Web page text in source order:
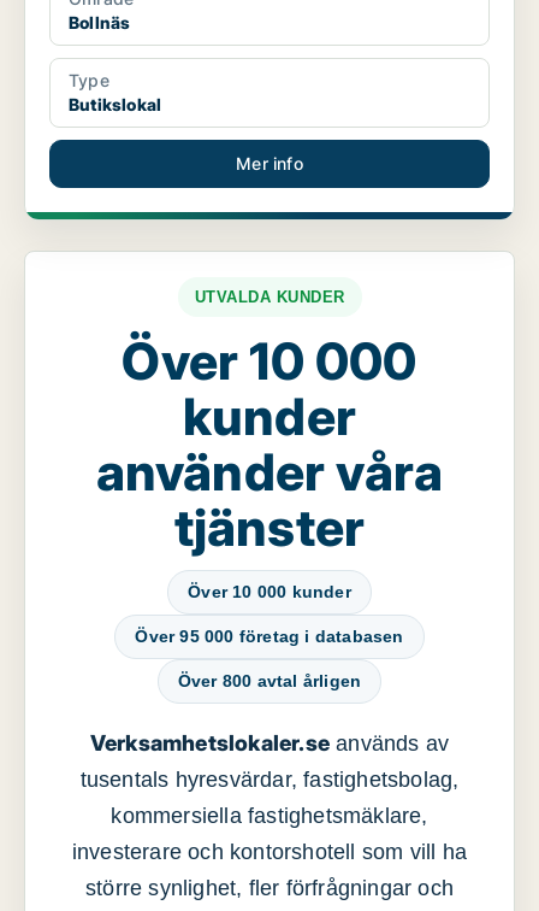
Bollnäs
Type
Butikslokal
Mer info
UTVALDA KUNDER
Över 10 000
kunder
använder våra
tjänster
Över 10 000 kunder
Över 95 000 företag i databasen
Över 800 avtal årligen
Verksamhetslokaler.se används av
tusentals hyresvärdar, fastighetsbolag,
kommersiella fastighetsmäklare,
investerare och kontorshotell som vill ha
större synlighet, fler förfrågningar och